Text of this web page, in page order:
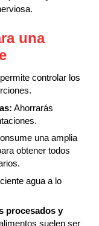
una
controlar los
Ahorrarás
una amplia
obtener todos
agua a lo
procesados y
suelen ser